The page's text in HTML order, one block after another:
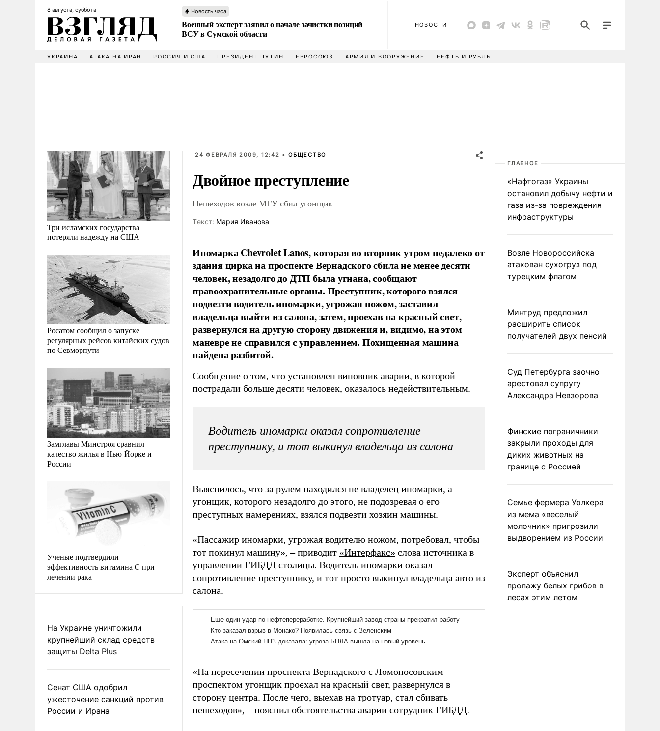
8 августа, суббота Новость часа
Военный эксперт заявил о начале зачистки позиций
ВСУ в Сумской области
НОВОСТИ
УКРАИНА АТАКА НА ИРАН РОССИЯ И США ПРЕЗИДЕНТ ПУТИН ЕВРОСОЮЗ АРМИЯ И ВООРУЖЕНИЕ НЕФТЬ И РУБЛЬ
Три исламских государства
потеряли надежду на США
Росатом сообщил о запуске
регулярных рейсов китайских судов
по Севморпути
Замглавы Минстроя сравнил
качество жилья в Нью-Йорке и
России
Ученые подтвердили
эффективность витамина C при
лечении рака
На Украине уничтожили
крупнейший склад средств
защиты Delta Plus
Сенат США одобрил
ужесточение санкций против
России и Ирана
24 ФЕВРАЛЯ 2009, 12:42 • ОБЩЕСТВО
Двойное преступление
Пешеходов возле МГУ сбил угонщик
Tекст: Мария Иванова
Иномарка Chevrolet Lanos, которая во вторник утром недалеко от
здания цирка на проспекте Вернадского сбила не менее десяти
человек, незадолго до ДТП была угнана, сообщают
правоохранительные органы. Преступник, которого взялся
подвезти водитель иномарки, угрожая ножом, заставил
владельца выйти из салона, затем, проехав на красный свет,
развернулся на другую сторону движения и, видимо, на этом
маневре не справился с управлением. Похищенная машина
найдена разбитой.
Сообщение о том, что установлен виновник аварии, в которой
пострадали больше десяти человек, оказалось недействительным.
Водитель иномарки оказал сопротивление
преступнику, и тот выкинул владельца из салона
Выяснилось, что за рулем находился не владелец иномарки, а
угонщик, которого незадолго до этого, не подозревая о его
преступных намерениях, взялся подвезти хозяин машины.
«Пассажир иномарки, угрожая водителю ножом, потребовал, чтобы
тот покинул машину», – приводит «Интерфакс» слова источника в
управлении ГИБДД столицы. Водитель иномарки оказал
сопротивление преступнику, и тот просто выкинул владельца авто из
салона.
«На пересечении проспекта Вернадского с Ломоносовским
проспектом угонщик проехал на красный свет, развернулся в
сторону центра. После чего, выехав на тротуар, стал сбивать
пешеходов», – пояснил обстоятельства аварии сотрудник ГИБДД.
ГЛАВНОЕ
«Нафтогаз» Украины
остановил добычу нефти и
газа из-за повреждения
инфраструктуры
Возле Новороссийска
атакован сухогруз под
турецким флагом
Минтруд предложил
расширить список
получателей двух пенсий
Суд Петербурга заочно
арестовал супругу
Александра Невзорова
Финские пограничники
закрыли проходы для
диких животных на
границе с Россией
Семье фермера Уолкера
из мема «веселый
молочник» пригрозили
выдворением из России
Эксперт объяснил
пропажу белых грибов в
лесах этим летом